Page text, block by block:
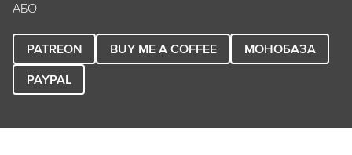
АБО
PATREON BUY ME A COFFEE
МОНОБАЗА
PAYPAL